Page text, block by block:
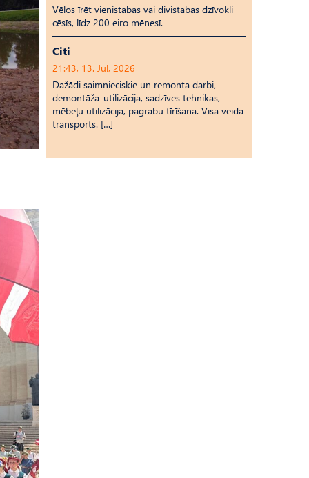
Vēlos īrēt vienistabas vai divistabas dzīvokli
cēsīs, līdz 200 eiro mēnesī.
Citi
21:43, 13. Jūl, 2026
Dažādi saimnieciskie un remonta darbi,
demontāža-utilizācija, sadzīves tehnikas,
mēbeļu utilizācija, pagrabu tīrīšana. Visa veida
transports. […]